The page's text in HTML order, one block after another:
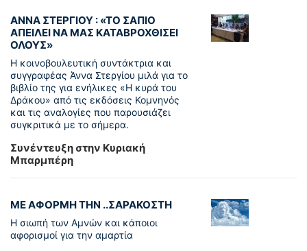
ΑΝΝΑ ΣΤΕΡΓΙΟΥ : «ΤΟ ΣΑΠΙΟ
ΑΠΕΙΛΕΙ ΝΑ ΜΑΣ ΚΑΤΑΒΡΟΧΘΙΣΕΙ
ΟΛΟΥΣ»
Η κοινοβουλευτική συντάκτρια και
συγγραφέας Άννα Στεργίου μιλά για το
βιβλίο της για ενήλικες «Η κυρά του
Δράκου» από τις εκδόσεις Κομνηνός
και τις αναλογίες που παρουσιάζει
συγκριτικά με το σήμερα.
Συνέντευξη στην Κυριακή
Μπαρμπέρη
ΜΕ ΑΦΟΡΜΗ ΤΗΝ ..ΣΑΡΑΚΟΣΤΗ
Η σιωπή των Αμνών και κάποιοι
αφορισμοί για την αμαρτία